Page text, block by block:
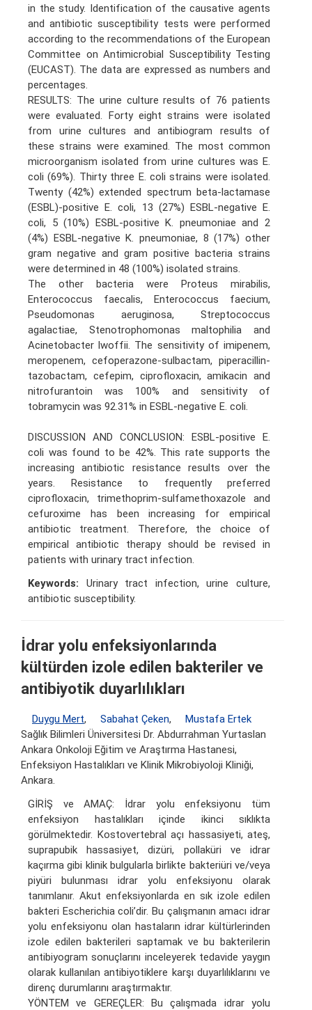
in the study. Identification of the causative agents
and antibiotic susceptibility tests were performed
according to the recommendations of the European
Committee on Antimicrobial Susceptibility Testing
(EUCAST). The data are expressed as numbers and
percentages.
RESULTS: The urine culture results of 76 patients
were evaluated. Forty eight strains were isolated
from urine cultures and antibiogram results of
these strains were examined. The most common
microorganism isolated from urine cultures was E.
coli (69%). Thirty three E. coli strains were isolated.
Twenty (42%) extended spectrum beta-lactamase
(ESBL)-positive E. coli, 13 (27%) ESBL-negative E.
coli, 5 (10%) ESBL-positive K. pneumoniae and 2
(4%) ESBL-negative K. pneumoniae, 8 (17%) other
gram negative and gram positive bacteria strains
were determined in 48 (100%) isolated strains.
The other bacteria were Proteus mirabilis,
Enterococcus faecalis, Enterococcus faecium,
Pseudomonas aeruginosa, Streptococcus
agalactiae, Stenotrophomonas maltophilia and
Acinetobacter lwoffii. The sensitivity of imipenem,
meropenem, cefoperazone-sulbactam, piperacillin-
tazobactam, cefepim, ciprofloxacin, amikacin and
nitrofurantoin was 100% and sensitivity of
tobramycin was 92.31% in ESBL-negative E. coli.
DISCUSSION AND CONCLUSION: ESBL-positive E.
coli was found to be 42%. This rate supports the
increasing antibiotic resistance results over the
years. Resistance to frequently preferred
ciprofloxacin, trimethoprim-sulfamethoxazole and
cefuroxime has been increasing for empirical
antibiotic treatment. Therefore, the choice of
empirical antibiotic therapy should be revised in
patients with urinary tract infection.
Keywords: Urinary tract infection, urine culture,
antibiotic susceptibility.
İdrar yolu enfeksiyonlarında
kültürden izole edilen bakteriler ve
antibiyotik duyarlılıkları
Duygu Mert, Sabahat Çeken,
Mustafa Ertek
Sağlık Bilimleri Üniversitesi Dr. Abdurrahman Yurtaslan
Ankara Onkoloji Eğitim ve Araştırma Hastanesi,
Enfeksiyon Hastalıkları ve Klinik Mikrobiyoloji Kliniği,
Ankara.
GİRİŞ ve AMAÇ: İdrar yolu enfeksiyonu tüm
enfeksiyon hastalıkları içinde ikinci sıklıkta
görülmektedir. Kostovertebral açı hassasiyeti, ateş,
suprapubik hassasiyet, dizüri, pollaküri ve idrar
kaçırma gibi klinik bulgularla birlikte bakteriüri ve/veya
piyüri bulunması idrar yolu enfeksiyonu olarak
tanımlanır. Akut enfeksiyonlarda en sık izole edilen
bakteri Escherichia coli’dir. Bu çalışmanın amacı idrar
yolu enfeksiyonu olan hastaların idrar kültürlerinden
izole edilen bakterileri saptamak ve bu bakterilerin
antibiyogram sonuçlarını inceleyerek tedavide yaygın
olarak kullanılan antibiyotiklere karşı duyarlılıklarını ve
direnç durumlarını araştırmaktır.
YÖNTEM ve GEREÇLER: Bu çalışmada idrar yolu